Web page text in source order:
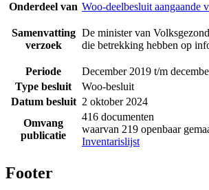
Onderdeel van Woo-deelbesluit aangaande
Samenvatting
verzoek
De minister van
die betrekking hebben op
Periode
December 2019 t/m
Type besluit
Woo-besluit
Datum besluit 2 oktober 2024
Omvang
publicatie
416 documenten
waarvan 219 openbaar
Inventarislijst
Footer